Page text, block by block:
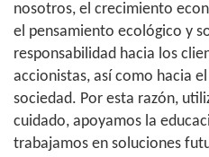
nosotros, el crecimiento
el pensamiento ecológico y
responsabilidad hacia los
accionistas, así como hacia
sociedad. Por esta razón,
cuidado, apoyamos la
trabajamos en soluciones